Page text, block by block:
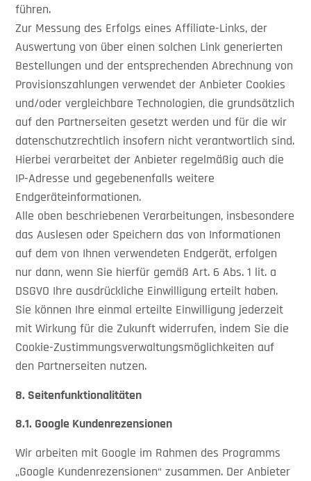
führen.
Zur Messung des Erfolgs eines Affiliate-Links, der
Auswertung von über einen solchen Link generierten
Bestellungen und der entsprechenden Abrechnung von
Provisionszahlungen verwendet der Anbieter Cookies
und/oder vergleichbare Technologien, die grundsätzlich
auf den Partnerseiten gesetzt werden und für die wir
datenschutzrechtlich insofern nicht verantwortlich sind.
Hierbei verarbeitet der Anbieter regelmäßig auch die
IP-Adresse und gegebenenfalls weitere
Endgeräteinformationen.
Alle oben beschriebenen Verarbeitungen, insbesondere
das Auslesen oder Speichern das von Informationen
auf dem von Ihnen verwendeten Endgerät, erfolgen
nur dann, wenn Sie hierfür gemäß Art. 6 Abs. 1 lit. a
DSGVO Ihre ausdrückliche Einwilligung erteilt haben.
Sie können Ihre einmal erteilte Einwilligung jederzeit
mit Wirkung für die Zukunft widerrufen, indem Sie die
Cookie-Zustimmungsverwaltungsmöglichkeiten auf
den Partnerseiten nutzen.
8. Seitenfunktionalitäten
8.1. Google Kundenrezensionen
Wir arbeiten mit Google im Rahmen des Programms
„Google Kundenrezensionen“ zusammen. Der Anbieter